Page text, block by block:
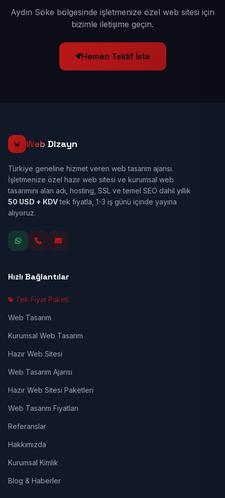
Aydın Söke bölgesinde işletmenize özel web sitesi için
bizimle iletişime geçin.
Hemen Teklif İste
Web Dizayn
Türkiye geneline hizmet veren web tasarım ajansı.
İşletmenize özel hazır web sitesi ve kurumsal web
tasarımını alan adı, hosting, SSL ve temel SEO dahil yıllık
50 USD + KDVtek fiyatla, 1-3 iş günü içinde yayına
alıyoruz.
Hızlı Bağlantılar
Tek Fiyat Paketi
Web Tasarım
Kurumsal Web Tasarım
Hazır Web Sitesi
Web Tasarım Ajansı
Hazır Web Sitesi Paketleri
Web Tasarım Fiyatları
Referanslar
Hakkımızda
Kurumsal Kimlik
Blog & Haberler